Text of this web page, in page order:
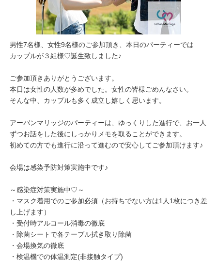
男性7名様、女性9名様のご参加頂き、本日のパーティーでは
カップルが３組様♡誕生致しました♪
ご参加頂きありがとうございます。
本日は女性の人数が多めでした。女性の皆様ごめんなさい。
そんな中、カップルも多く成立し嬉しく思います。
アーバンマリッジのパーティーは、ゆっくりした進行で、お一人
ずつお話をした後にしっかりメモを取ることができます。
初めての方でも進行に沿って進むので安心してご参加頂けます♪
会場は感染予防対策実施中です♪
～感染症対策実施中♡～
・マスク着用でのご参加必須（お持ちでない方は1人1枚につき差
し上げます）
・受付時アルコール消毒の徹底
・除菌シートで各テーブル拭き取り除菌
・会場換気の徹底
・検温機での体温測定(非接触タイプ)